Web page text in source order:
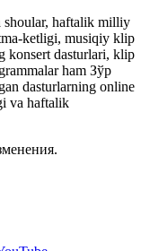
haftalik milliy
ketligi, musiqiy klip
konsert dasturlari, klip
ham Зўр
dasturlarning online
va haftalik